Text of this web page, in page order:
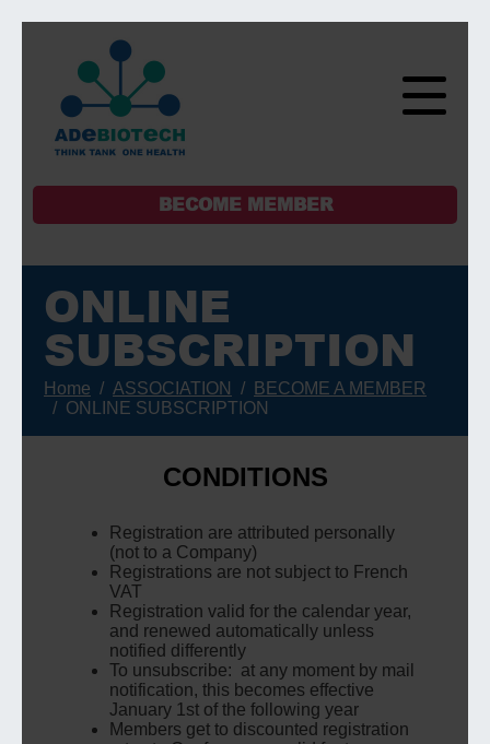
BECOME MEMBER
ONLINE
SUBSCRIPTION
Home ASSOCIATION
BECOME A MEMBER
ONLINE SUBSCRIPTION
CONDITIONS
Registration are attributed personally
(not to a Company)
Registrations are not subject to French
VAT
Registration valid for the calendar year,
and renewed automatically unless
notified differently
To unsubscribe: at any moment by mail
notification, this becomes effective
January 1st of the following year
Members get to discounted registration